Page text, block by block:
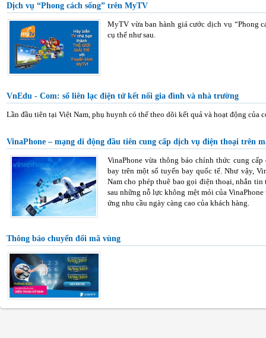
Dịch vụ “Phong cách sống” trên MyTV
MyTV vừa ban hành giá cước dịch vụ “Phong
cụ thể như sau.
VnEdu - Com: sổ liên lạc điện tử kết nối gia đình và nhà trường
Lần đầu tiên tại Việt Nam, phụ huynh có thể theo dõi kết quả và hoạt động của
VinaPhone – mạng di động đầu tiên cung cấp dịch vụ điện thoại trên
VinaPhone vừa thông báo chính thức cung
bay trên một số tuyến bay quốc tế. Như vậy,
Nam cho phép thuê bao gọi điện thoại, nhắn
sau những nỗ lực không mệt mỏi của
ứng nhu cầu ngày càng cao của khách hàng.
Thông báo chuyển đổi mã vùng